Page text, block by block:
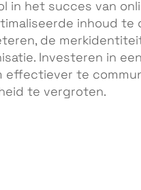
in het succes van
inhoud te
de
Investeren in
effectiever te
te vergroten.